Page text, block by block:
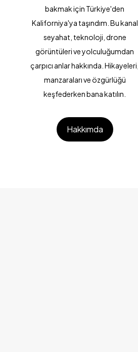
bakmak için Türkiye'den
Kaliforniya'ya taşındım. Bu kanal
seyahat, teknoloji, drone
görüntüleri ve yolculuğumdan
çarpıcı anlar hakkında. Hikayeleri,
manzaraları ve özgürlüğü
keşfederken bana katılın.
Hakkımda